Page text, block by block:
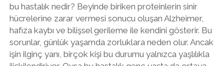
bu hastalık nedir? Beyinde biriken proteinlerin sinir
hücrelerine zarar vermesi sonucu oluşan Alzheimer,
hafıza kaybı ve bilişsel gerileme ile kendini gösterir. Bu
sorunlar, günlük yaşamda zorluklara neden olur. Ancak
işin ilginç yanı, birçok kişi bu durumu yalnızca yaşlılıkla